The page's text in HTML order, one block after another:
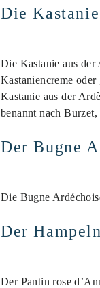
Die Kastanie
Die Kastanie aus der
Kastaniencreme
Kastanie aus der
benannt nach
Der Bugne
Die Bugne
Der
Der Pantin rose